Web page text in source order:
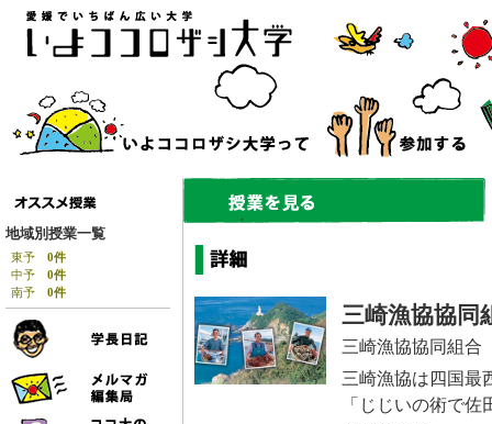
地域別授業一覧
東予 0件
中予 0件
南予 0件
三崎漁協協同
三崎漁協協同組合
三崎漁協は四国最
「じじいの術で